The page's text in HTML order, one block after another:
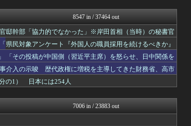
モッコスヌ〜ン
侵入した...
国難にあってもの申す！！
で中国を...
保守速報
ていた
にゅーすアルー！
ふぇー速
不明 ...
痛いニュース(ﾉ∀`)
ネトウヨにゅーす
と印象...
まとめたニュース
応…メデ...
日本第一！ニュース録
軍事・ミリタリー速報☆彡
NEWSまとめもりー｜2c...
8547 in / 37464 out
邸幹部「協力的でなかった」※岸田首相（当時）の秘書官
県民対象アンケート『外国人の職員採用を続けるべきか』
「その投稿が中国側（習近平主席）を怒らせ、日中関係を
介入の示唆 歴代政権に増税を主導してきた財務省、高市
の1） 日本には254人
7006 in / 23883 out